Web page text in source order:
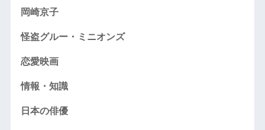
岡崎京子
怪盗グルー・ミニオンズ
恋愛映画
情報・知識
日本の俳優